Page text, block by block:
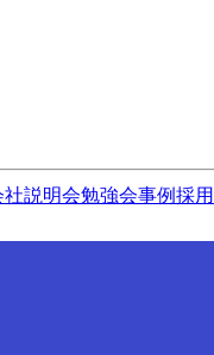
説明会勉強会事例採用